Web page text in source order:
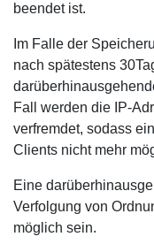
beendet ist.
Im Falle der
nach spätestens
Fall werden die IP-
verfremdet, sodass
Clients nicht mehr
Eine
Verfolgung von
möglich sein.